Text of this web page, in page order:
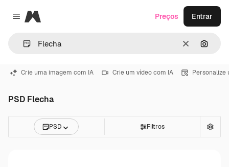
Close menu
Magnific
Limpar
Preços Entrar
Crie uma imagem com IA Crie um vídeo com IA Personalize
PSD Flecha
PSD Filtros